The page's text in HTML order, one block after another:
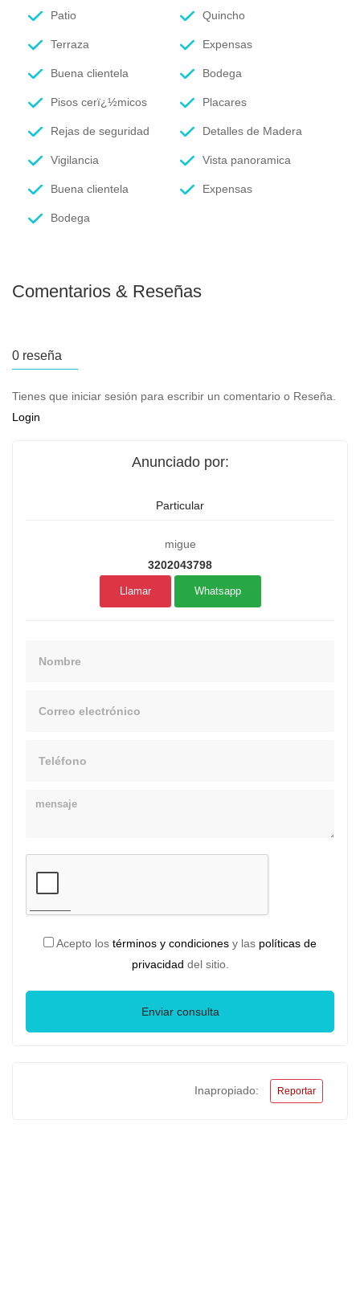
Patio Quincho
Terraza Expensas
Buena clientela Bodega
Pisos cerï¿½micos Placares
Rejas de seguridad Detalles de Madera
Vigilancia Vista panoramica
Buena clientela Expensas
Bodega
Comentarios & Reseñas
0 reseña
Tienes que iniciar sesión para escribir un comentario o Reseña.
Login
Anunciado por:
Particular
migue
3202043798
Llamar Whatsapp
Acepto los términos y condiciones y las políticas de
privacidad del sitio.
Enviar consulta
Inapropiado: Reportar